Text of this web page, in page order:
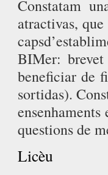
Constatam
atractivas,
BIMer:
beneficiar de
sortidas).
questions de
Licèu